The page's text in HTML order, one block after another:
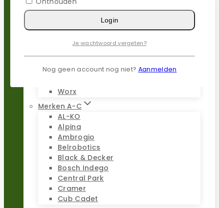
Populaire merken
Gardena
Husqvarna
Stiga
Worx
Merken A-C
AL-KO
Alpina
Ambrogio
Belrobotics
Black & Decker
Bosch Indego
Central Park
Cramer
Cub Cadet
Login
Je wachtwoord vergeten?
Nog geen account nog niet? Aanmelden